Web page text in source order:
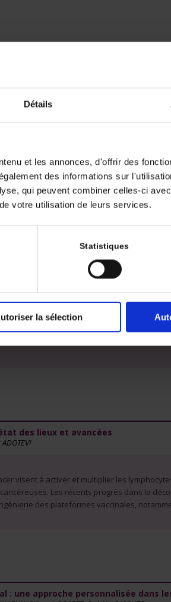
Détails
et les annonces, d'offrir des
des informations sur
qui peuvent combiner celles-ci
votre utilisation de leurs services.
Statistiques
la sélection
Immunité & Cancer, communément appelée
des cancers, le groupe Kephren a
révolution thérapeutique à part
dans le carcinome urothélial :
BARTHÉLÉMY
aux inhibiteurs de points de contrôle
Ces associations reposent sur le
microenvironnement, induisent une mort
des lieux et avancées
visent à activer et multiplier les
Les récents progrès dans la
des plateformes vaccinales,
: une approche personnalisée dans